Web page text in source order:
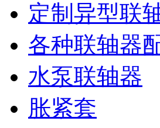
定制异型联
各种联轴器
水泵联轴器
胀紧套